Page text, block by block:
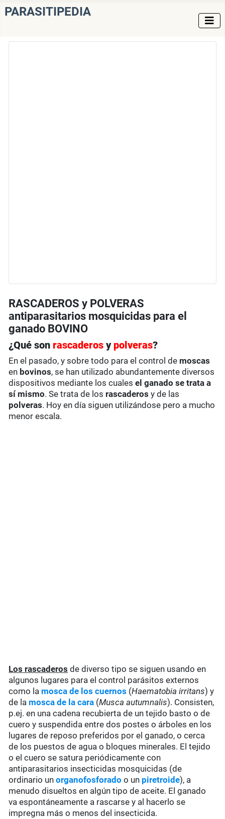
PARASITIPEDIA
RASCADEROS y POLVERAS
antiparasitarios mosquicidas para el
ganado BOVINO
¿Qué son rascaderos y polveras?
En el pasado, y sobre todo para el control de moscas
en bovinos, se han utilizado abundantemente diversos
dispositivos mediante los cualesel ganado se trata a
sí mismo. Se trata de los rascaderosy de las
polveras. Hoy en día siguen utilizándose pero a mucho
menor escala.
Los rascaderos de diverso tipo se siguen usando en
algunos lugares para el control parásitos externos
como la mosca de los cuernos (Haematobia irritans) y
de la mosca de la cara (Musca autumnalis). Consisten,
p.ej. en una cadena recubierta de un tejido basto o de
cuero y suspendida entre dos postes o árboles en los
lugares de reposo preferidos por el ganado, o cerca
de los puestos de agua o bloques minerales. El tejido
o el cuero se satura periódicamente con
antiparasitarios insecticidas mosquicidas (de
ordinario unorganofosforado o un piretroide), a
menudo disueltos en algún tipo de aceite. El ganado
va espontáneamente a rascarse y al hacerlo se
impregna más o menos del insecticida.